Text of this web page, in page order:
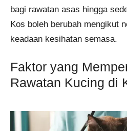
bagi rawatan asas hingga
Kos boleh berubah mengikut
keadaan kesihatan semasa.
Faktor yang
Rawatan Kucing di